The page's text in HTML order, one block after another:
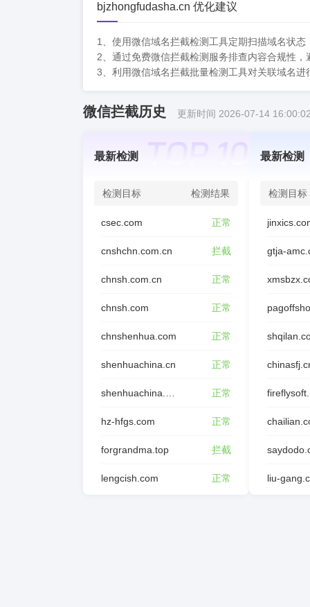
bjzhongfudasha.cn 优化建议
1、使用微信域名拦截检测工具定期扫描域名状
2、通过免费微信拦截检测服务排查内容合规性
3、利用微信域名拦截批量检测工具对关联域名
微信拦截历史 更新时间 2026-07-14
最新检测
检测目标 检测结果
csec.com 正常
cnshchn.com.cn 拦截
chnsh.com.cn 正常
chnsh.com 正常
chnshenhua.com 正常
shenhuachina.cn 正常
正常
hz-hfgs.com 正常
forgrandma.top 拦截
lengcish.com 正常
最新检测
检测目标
gtja-
liu-